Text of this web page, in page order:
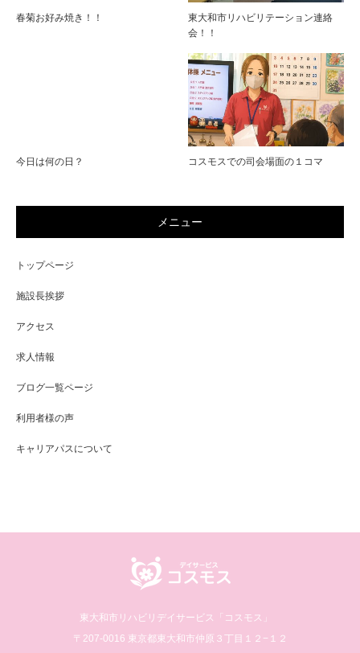
春菊お好み焼き！！
東大和市リハビリテーション連絡
会！！
今日は何の日？ コスモスでの司会場面の１コマ
メニュー
トップページ
施設長挨拶
アクセス
求人情報
ブログ一覧ページ
利用者様の声
キャリアパスについて
東大和市リハビリデイサービス「コスモス」
〒207-0016 東京都東大和市仲原３丁目１２−１２